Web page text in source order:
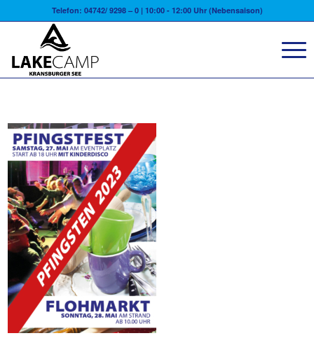
Telefon: 04742/ 9298 – 0 | 10:00 - 12:00 Uhr (Nebensaison)